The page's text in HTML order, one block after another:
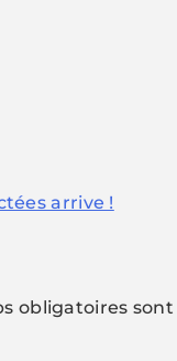
arrive !
obligatoires